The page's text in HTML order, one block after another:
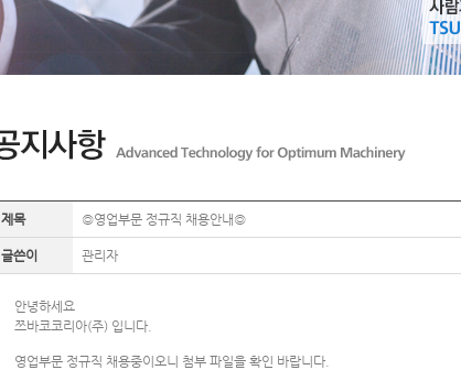
제목 ◎영업부문 정규직 채용안내◎
글쓴이 관리자
안녕하세요
쯔바코코리아(주) 입니다.
영업부문 정규직 채용중이오니 첨부 파일을 확인 바랍니다.